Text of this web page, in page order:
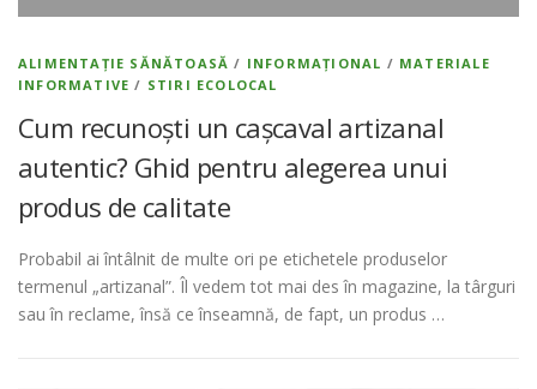
ALIMENTAȚIE SĂNĂTOASĂ / INFORMAȚIONAL / MATERIALE
INFORMATIVE / STIRI ECOLOCAL
Cum recunoști un cașcaval artizanal
autentic? Ghid pentru alegerea unui
produs de calitate
Probabil ai întâlnit de multe ori pe etichetele produselor
termenul „artizanal”. Îl vedem tot mai des în magazine, la târguri
sau în reclame, însă ce înseamnă, de fapt, un produs …